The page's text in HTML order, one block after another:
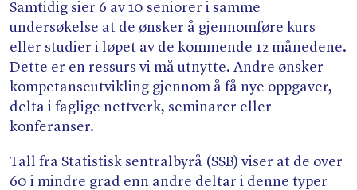
Samtidig sier 6 av 10 seniorer i samme
undersøkelse at de ønsker å gjennomføre kurs
eller studier i løpet av de kommende 12 månedene.
Dette er en ressurs vi må utnytte. Andre ønsker
kompetanseutvikling gjennom å få nye oppgaver,
delta i faglige nettverk, seminarer eller
konferanser.
Tall fra Statistisk sentralbyrå (SSB) viser at de over
60 i mindre grad enn andre deltar i denne typer